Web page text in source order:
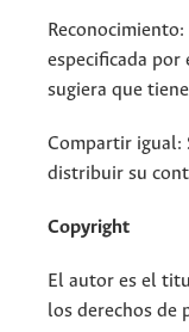
especificada
sugiera que
Compartir igual:
distribuir su
Copyright
El autor es el
los derechos de